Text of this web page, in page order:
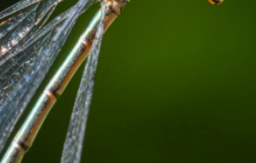
Leben
in Afrika